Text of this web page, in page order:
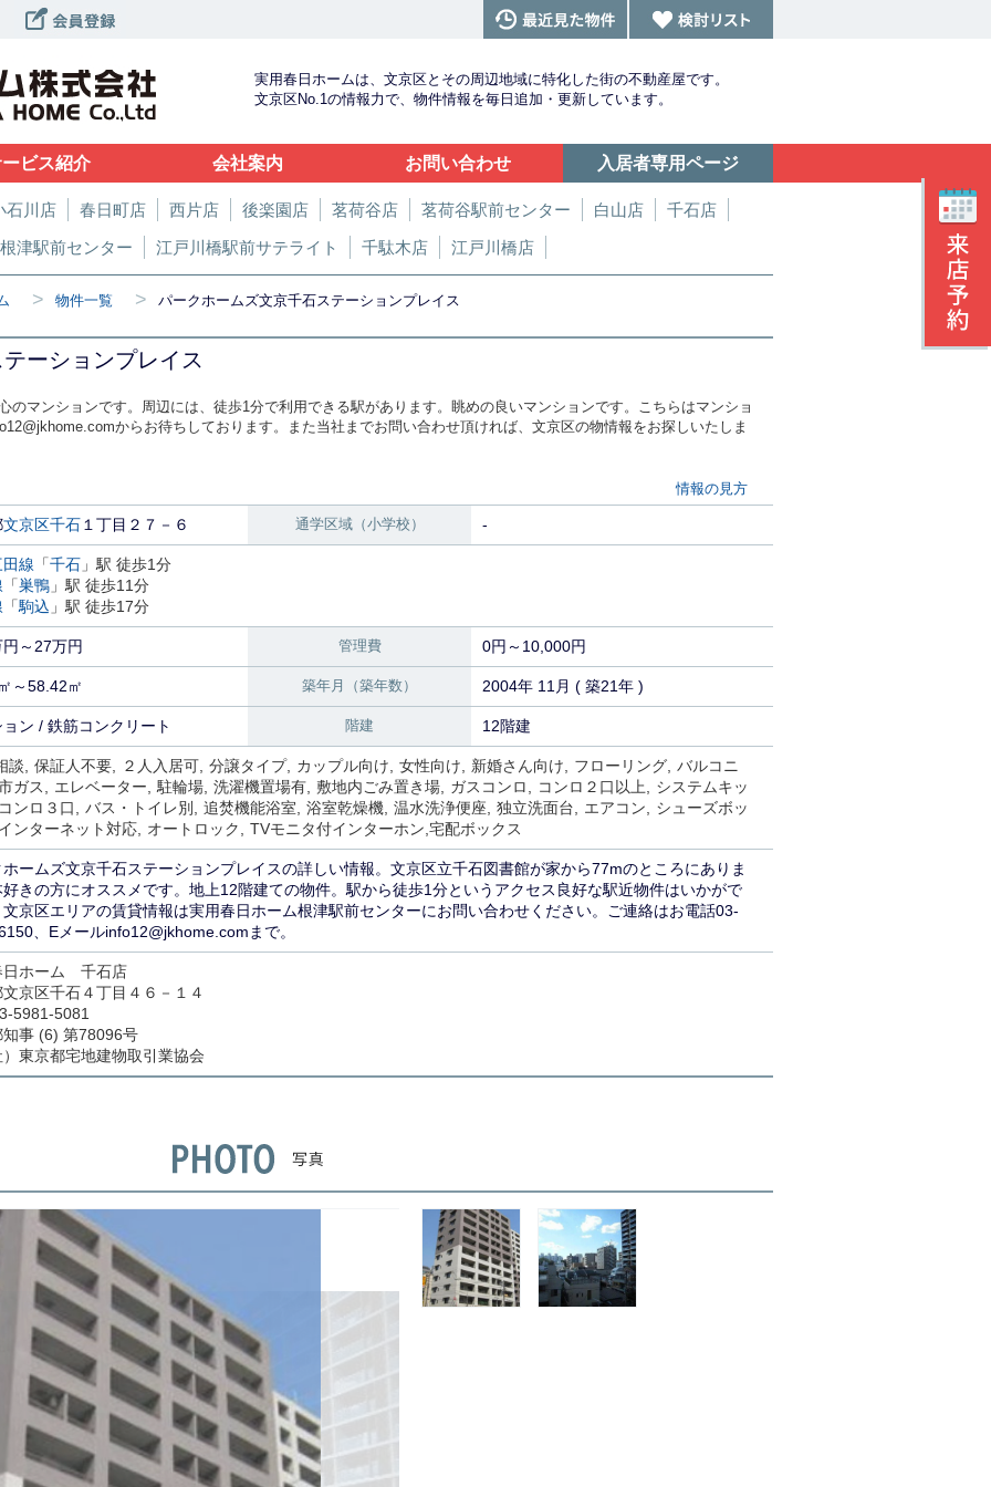
実用春日ホームは、文京区とその周辺地域に特化した街の不動産屋です。
文京区No.1の情報力で、物件情報を毎日追加・更新しています。
ビス紹介 会社案内 お問い合わせ 入居者専用ページ
石川店 春日町店 西片店 後楽園店 茗荷谷店 茗荷谷駅前センター 白山店
千石店
根津駅前センター
江戸川橋駅前サテライト 千駄木店 江戸川橋店
> 物件一覧 > パークホームズ文京千石ステーションプレイス
ーションプレイス
のマンションです。周辺には、徒歩1分で利用できる駅があります。眺めの良いマンションです。こちらはマンショ
からお待ちしております。また当社までお問い合わせ頂ければ、文京区の物情報をお探しいたしま
情報の見方
文京区千石１丁目２７－６ 通学区域（小学校） -
線 「千石 」駅 徒歩1分
「巣鴨 」駅 徒歩11分
「駒込 」駅 徒歩17分
～27万円 管理費 0円～10,000円
～58.42㎡ 築年月（築年数） 2004年 11月 ( 築21年 )
ン / 鉄筋コンクリート 階建 12階建
談 保証人不要 ２人入居可 分譲タイプ カップル向け 女性向け 新婚さん向け フローリング バルコニ
ガス
エレベーター 駐輪場 洗濯機置場有 敷地内ごみ置き場 ガスコンロ コンロ２口以上
システムキッ
ンロ３口
バス・トイレ別 追焚機能浴室 浴室乾燥機 温水洗浄便座 独立洗面台 エアコン
シューズボッ
ンターネット対応
オートロック TVモニタ付インターホン 宅配ボックス
ームズ文京千石ステーションプレイスの詳しい情報。文京区立千石図書館が家から77mのところにありま
きの方にオススメです。地上12階建ての物件。駅から徒歩1分というアクセス良好な駅近物件はいかがで
京区エリアの賃貸情報は実用春日ホーム根津駅前センターにお問い合わせください。ご連絡はお電話03-
、Eメールinfo12@jkhome.comまで。
日ホーム 千石店
京区千石４丁目４６－１４
5981-5081
知事 (6) 第78096号
東京都宅地建物取引業協会